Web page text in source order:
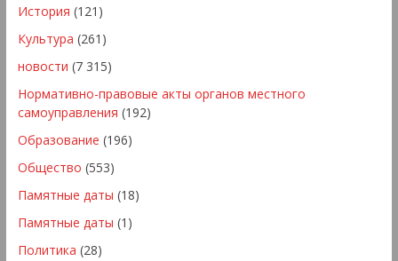
История (121)
Культура (261)
новости (7 315)
Нормативно-правовые акты органов местного
самоуправления (192)
Образование (196)
Общество (553)
Памятные даты (18)
Памятные даты (1)
Политика (28)